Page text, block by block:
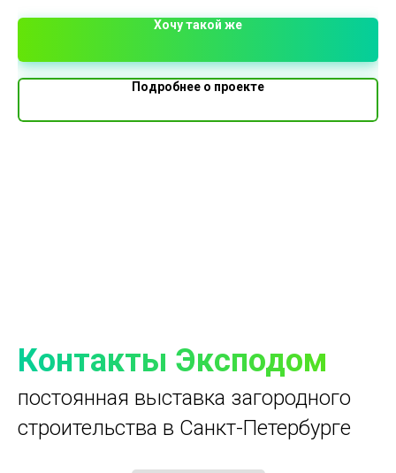
Хочу такой же
Подробнее о проекте
Контакты Эксподом
постоянная выставка загородного
строительства в Санкт-Петербурге